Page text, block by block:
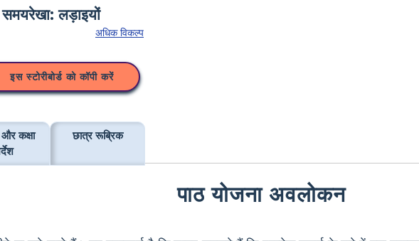
अधिक विकल्प
इस स्टोरीबोर्ड को कॉपी करें
कक्षा
छात्र रूब्रिक
पाठ योजना अवलोकन